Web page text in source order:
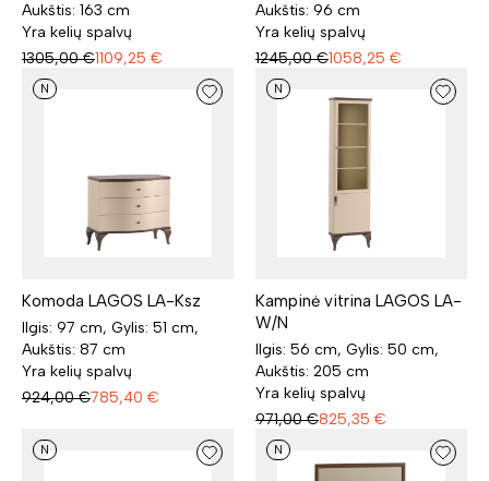
Aukštis: 163 cm
Yra kelių spalvų
1305,00 €1109,25 €
Aukštis: 96 cm
Yra kelių spalvų
1245,00 €1058,25 €
N
Komoda LAGOS LA-Ksz
Ilgis: 97 cm, Gylis: 51 cm,
Aukštis: 87 cm
Yra kelių spalvų
924,00 €785,40 €
N
Kampinė vitrina LAGOS LA-
W/N
Ilgis: 56 cm, Gylis: 50 cm,
Aukštis: 205 cm
Yra kelių spalvų
971,00 €825,35 €
N N